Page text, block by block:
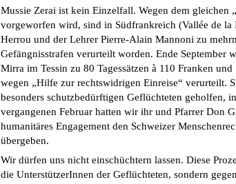
Mussie Zerai ist kein Einzelfall. Wegen dem gleichen
vorgeworfen wird, sind in Südfrankreich (Vallée de
Herrou und der Lehrer Pierre-Alain Mannoni zu
Gefängnisstrafen verurteilt worden. Ende September
Mirra im Tessin zu 80 Tagessätzen à 110 Franken
wegen „Hilfe zur rechtswidrigen Einreise“ verurteilt.
besonders schutzbedürftigen Geflüchteten geholfen,
vergangenen Februar hatten wir ihr und Pfarrer Don
humanitäres Engagement den Schweizer
übergeben.
Wir dürfen uns nicht einschüchtern lassen. Diese
die UnterstützerInnen der Geflüchteten, sondern